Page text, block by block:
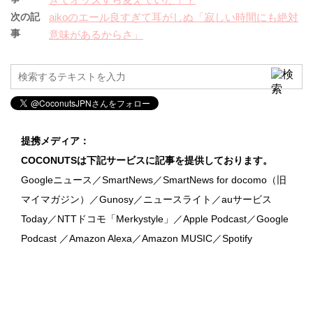
次の記
事
aikoのエール良すぎて耳がしぬ「寂しい時間にも絶対
意味があるからさ」
提携メディア：
COCONUTSは下記サービスに記事を提供しております。
Googleニュース／SmartNews／SmartNews for docomo（旧
マイマガジン）／Gunosy／ニュースライト／auサービス
Today／NTTドコモ「Merkystyle」／Apple Podcast／Google
Podcast ／Amazon Alexa／Amazon MUSIC／Spotify